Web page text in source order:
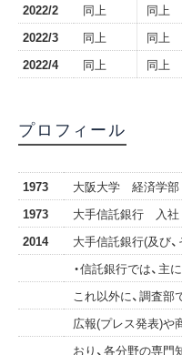
2022/2
同上
同上
2022/3
同上
同上
2022/4
同上 同上
プロフィール
1973
大阪大学 経済学
1973
大手信託銀行 入社
2014
大手信託銀行(及び
・信託銀行では、主
これ以外に、調査部
広報(プレス発表)や
おり、各分野の専